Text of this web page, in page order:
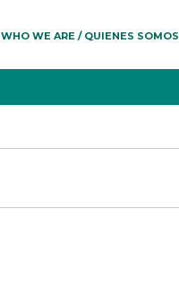
WHO WE ARE / QUIENES SOMOS